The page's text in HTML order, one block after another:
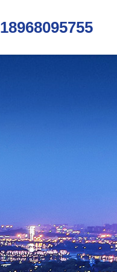
18968095755